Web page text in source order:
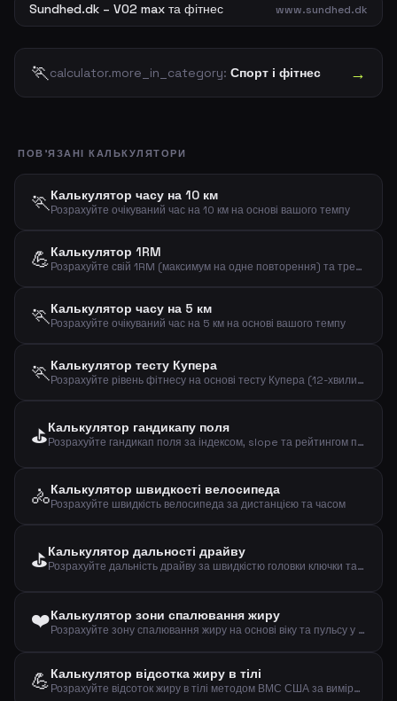
Sundhed.dk – VO2 max та фітнес www.sundhed.dk
🏃calculator.more_in_category: Спорт і фітнес →
ПОВ'ЯЗАНІ КАЛЬКУЛЯТОРИ
🏃Калькулятор часу на 10 км
Розрахуйте очікуваний час на 10 км на основі вашого темпу
💪Калькулятор 1RM
Розрахуйте свій 1RM (максимум на одне повторення) та тренувальні відсотки за вагою та повтореннями
🏃Калькулятор часу на 5 км
Розрахуйте очікуваний час на 5 км на основі вашого темпу
🏃Калькулятор тесту Купера
Розрахуйте рівень фітнесу на основі тесту Купера (12-хвилинний біговий тест)
⛳Калькулятор гандикапу поля
Розрахуйте гандикап поля за індексом, slope та рейтингом поля
🚴Калькулятор швидкості велосипеда
Розрахуйте швидкість велосипеда за дистанцією та часом
⛳Калькулятор дальності драйву
Розрахуйте дальність драйву за швидкістю головки ключки та smash factor
❤️Калькулятор зони спалювання жиру
Розрахуйте зону спалювання жиру на основі віку та пульсу у спокої
💪Калькулятор відсотка жиру в тілі
Розрахуйте відсоток жиру в тілі методом ВМС США за вимірами талії, шиї та зросту